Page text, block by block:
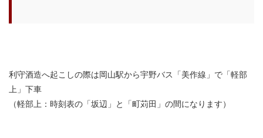
利守酒造へ起こしの際は岡山駅から宇野バス「美作線」で「軽部
上」下車
（軽部上：時刻表の「坂辺」と「町苅田」の間になります）